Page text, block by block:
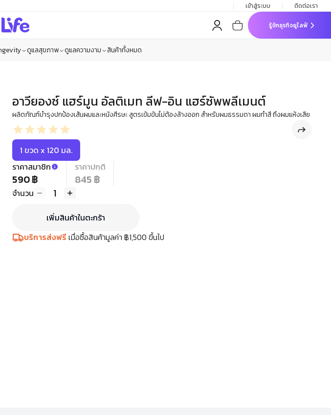
เข้าสู่ระบบ ติดต่อเรา
รู้จักธุรกิจยูไลฟ์
ดูแลสุขภาพ ดูแลความงาม สินค้าทั้งหมด
อาวียองซ์ แฮร์มูน อัลติเมท ลีฟ-อิน แฮร์ซัพพลีเมนต์
ผลิตภัณฑ์บำรุงปกป้องเส้นผมและหนังศีรษะ สูตรเข้มข้นไม่ต้องล้างออก สำหรับผมธรรมดา ผมทำสี ถึงผมแห้งเสีย
1 ขวด x 120 มล.
ราคาสมาชิก
590 ฿
ราคาปกติ
845 ฿
จำนวน 1
เพิ่มสินค้าในตะกร้า
บริการส่งฟรีเมื่อซื้อสินค้ามูลค่า ฿1,500 ขึ้นไป